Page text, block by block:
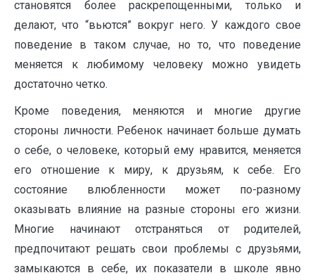
становятся более раскрепощенными, только и
делают, что “вьются” вокруг него. У каждого свое
поведение в таком случае, но то, что поведение
меняется к любимому человеку можно увидеть
достаточно четко.
Кроме поведения, меняются и многие другие
стороны личности. Ребенок начинает больше думать
о себе, о человеке, который ему нравится, меняется
его отношение к миру, к друзьям, к себе. Его
состояние влюбленности может по-разному
оказывать влияние на разные стороны его жизни.
Многие начинают отстраняться от родителей,
предпочитают решать свои проблемы с друзьями,
замыкаются в себе, их показатели в школе явно